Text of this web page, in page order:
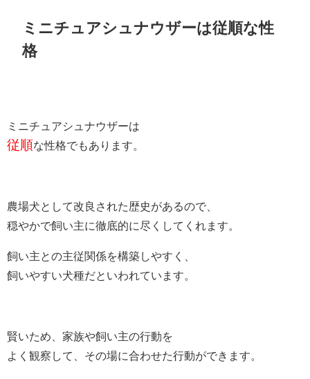
ミニチュアシュナウザーは従順な性
格
ミニチュアシュナウザーは
従順な性格でもあります。
農場犬として改良された歴史があるので、
穏やかで飼い主に徹底的に尽くしてくれます。
飼い主との主従関係を構築しやすく、
飼いやすい犬種だといわれています。
賢いため、家族や飼い主の行動を
よく観察して、その場に合わせた行動ができます。